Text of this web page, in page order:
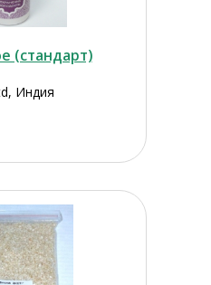
(стандарт)
Индия